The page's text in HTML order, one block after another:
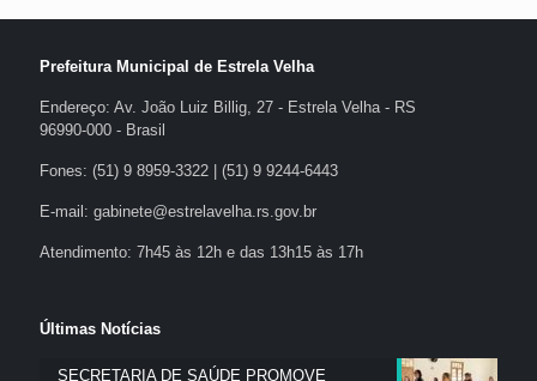
Prefeitura Municipal de Estrela Velha
Endereço: Av. João Luiz Billig, 27 - Estrela Velha - RS
96990-000 - Brasil
Fones: (51) 9 8959-3322 | (51) 9 9244-6443
E-mail: gabinete@estrelavelha.rs.gov.br
Atendimento: 7h45 às 12h e das 13h15 às 17h
Últimas Notícias
SECRETARIA DE SAÚDE PROMOVE